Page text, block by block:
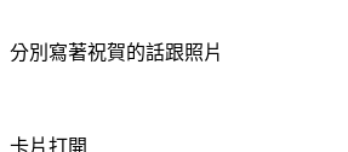
分別寫著祝賀的話跟照片
卡片打開